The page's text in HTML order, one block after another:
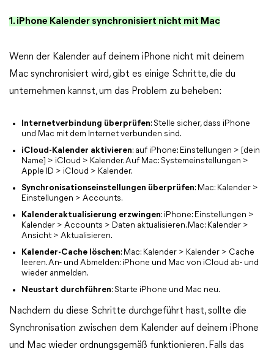
1. iPhone Kalender synchronisiert nicht mit Mac
Wenn der Kalender auf deinem iPhone nicht mit deinem
Mac synchronisiert wird, gibt es einige Schritte, die du
unternehmen kannst, um das Problem zu beheben:
Internetverbindung überprüfen: Stelle sicher, dass iPhone
und Mac mit dem Internet verbunden sind.
iCloud-Kalender aktivieren: auf iPhone: Einstellungen > [dein
Name] > iCloud > Kalender. Auf Mac: Systemeinstellungen >
Apple ID > iCloud > Kalender.
Synchronisationseinstellungen überprüfen: Mac: Kalender >
Einstellungen > Accounts.
Kalenderaktualisierung erzwingen: iPhone: Einstellungen >
Kalender > Accounts > Daten aktualisieren. Mac: Kalender >
Ansicht > Aktualisieren.
Kalender-Cache löschen: Mac: Kalender > Kalender > Cache
leeren. An- und Abmelden: iPhone und Mac von iCloud ab- und
wieder anmelden.
Neustart durchführen: Starte iPhone und Mac neu.
Nachdem du diese Schritte durchgeführt hast, sollte die
Synchronisation zwischen dem Kalender auf deinem iPhone
und Mac wieder ordnungsgemäß funktionieren. Falls das